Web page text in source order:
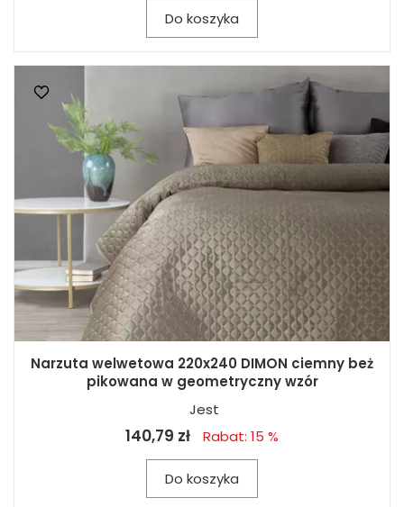
Do koszyka
Narzuta welwetowa 220x240 DIMON ciemny beż
pikowana w geometryczny wzór
Jest
140,79 zł Rabat: 15 %
Do koszyka